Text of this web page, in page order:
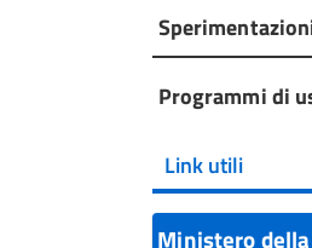
Programmi di
Link utili
Ministero